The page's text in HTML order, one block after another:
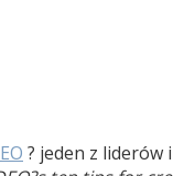
? jeden z liderów